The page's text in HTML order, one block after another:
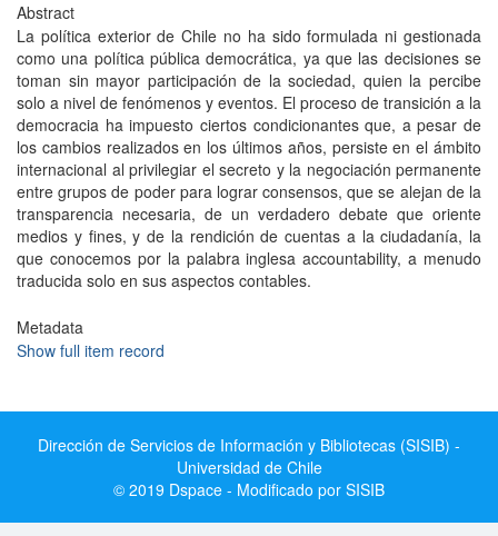
Abstract
La política exterior de Chile no ha sido formulada ni gestionada
como una política pública democrática, ya que las decisiones se
toman sin mayor participación de la sociedad, quien la percibe
solo a nivel de fenómenos y eventos. El proceso de transición a la
democracia ha impuesto ciertos condicionantes que, a pesar de
los cambios realizados en los últimos años, persiste en el ámbito
internacional al privilegiar el secreto y la negociación permanente
entre grupos de poder para lograr consensos, que se alejan de la
transparencia necesaria, de un verdadero debate que oriente
medios y fines, y de la rendición de cuentas a la ciudadanía, la
que conocemos por la palabra inglesa accountability, a menudo
traducida solo en sus aspectos contables.
Metadata
Show full item record
Dirección de Servicios de Información y Bibliotecas (SISIB) -
Universidad de Chile
© 2019 Dspace - Modificado por SISIB